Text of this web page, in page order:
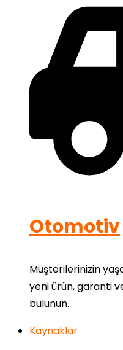
Otomotiv
Müşterilerinizin
yeni ürün, garanti
bulunun.
Kaynaklar